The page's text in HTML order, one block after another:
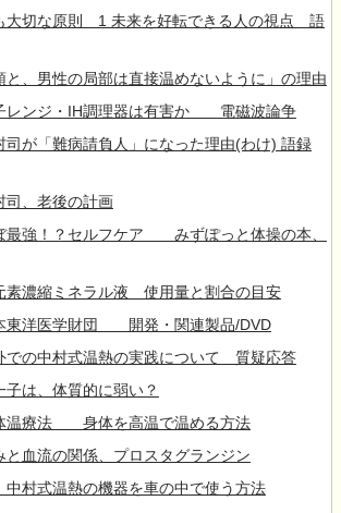
大切な原則 1 未来を好転できる人の視点 語
と、男性の局部は直接温めないように」の理由
レンジ・IH調理器は有害か 電磁波論争
司が「難病請負人」になった理由(わけ) 語録
司、老後の計画
最強！？セルフケア みずぽっと体操の本、
素濃縮ミネラル液 使用量と割合の目安
東洋医学財団 開発・関連製品/DVD
での中村式温熱の実践について 質疑応答
子は、体質的に弱い？
温療法 身体を高温で温める方法
と血流の関係、プロスタグランジン
中村式温熱の機器を車の中で使う方法